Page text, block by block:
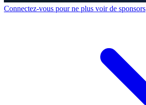
Connectez-vous pour ne plus voir de sponsors